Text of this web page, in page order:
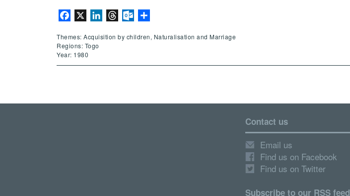
Facebook LinkedInThreadsOutlook.com
Themes: Acquisition by children, Naturalisation and Marriage
Regions: Togo
Year: 1980
Contact us
Email us
Find us on Facebook
Find us on Twitter
Subscribe to our RSS feed